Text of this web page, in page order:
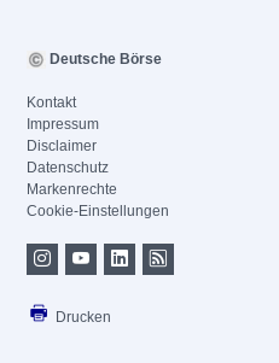
Deutsche Börse
Kontakt
Impressum
Disclaimer
Datenschutz
Markenrechte
Cookie-Einstellungen
Drucken